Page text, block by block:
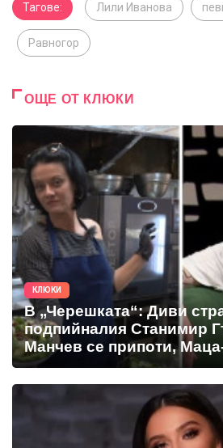
Тагове: Лили Иванова
Равногор
ОЩЕ ОТ КЛЮКИ
КЛЮКИ
В „Черешката“: Диви
подпийналия Станимир
Манчев се припоти,